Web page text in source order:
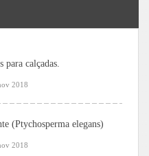
para calçadas.
2018
(Ptychosperma elegans)
2018